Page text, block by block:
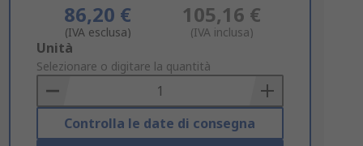
86,20 €
(IVA esclusa)
105,16 €
(IVA inclusa)
Add
to
Basket
Unità
Selezionare o digitare la quantità
Controlla le date di consegna